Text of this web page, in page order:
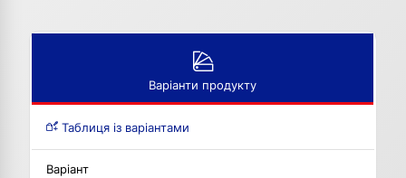
Варіанти продукту
Таблиця із варіантами
Варіант